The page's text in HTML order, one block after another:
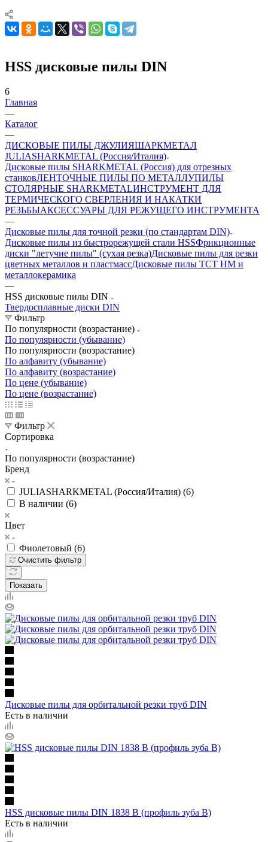
HSS дисковые пилы DIN
6
Главная
—
Каталог
—
ДИСКОВЫЕ ПИЛЫ ДЖУЛИЯШАРКМЕТАЛ
JULIASHARKMETAL (Россия/Италия)
Дисковые пилы SHARKMETAL (Россия) для отрезных
станковЛЕНТОЧНЫЕ ПИЛЫ ПО МЕТАЛЛУПИЛЫ
СТОЛЯРНЫЕ SHARKMETALИНСТРУМЕНТ ДЛЯ
ТЕРМИЧЕСКОГО СВЕРЛЕНИЯ И НАКАТКИ
РЕЗЬБЫАКСЕССУАРЫ ДЛЯ РЕЖУЩЕГО ИНСТРУМЕНТА
—
Дисковые пилы для точной резки (по стандартам DIN)
Дисковые пилы из быстрорежущей стали HSSФрикционные
диски "летучие пилы" (сухая резка)Дисковые пилы для резки
цветных металлов и пластмассДисковые пилы ТСТ НМ и
металлокерамика
—
HSS дисковые пилы DIN
Твердосплавные диски DIN
Фильтр
По популярности (возрастание)
По популярности (убывание)
По популярности (возрастание)
По алфавиту (убывание)
По алфавиту (возрастание)
По цене (убывание)
По цене (возрастание)
Фильтр
Сортировка
По популярности (возрастание)
Бренд
JULIASHARKMETAL (Россия/Италия) (6)
В наличии (6)
Цвет
Фиолетовый (6)
Очистить фильтр
Показать
Дисковые пилы для орбитальной резки труб DIN
Есть в наличии
HSS дисковые пилы DIN 1838 B (профиль зуба В)
Есть в наличии